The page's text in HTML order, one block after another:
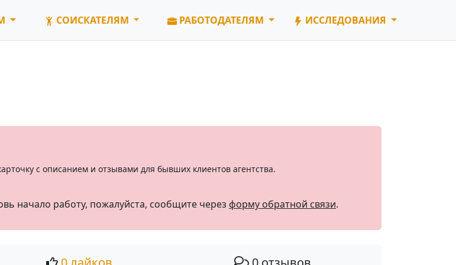
СОИСКАТЕЛЯМ РАБОТОДАТЕЛЯМ ИССЛЕДОВАНИЯ
с описанием и отзывами для бывших клиентов агентства.
начало работу, пожалуйста, сообщите через форму обратной связи.